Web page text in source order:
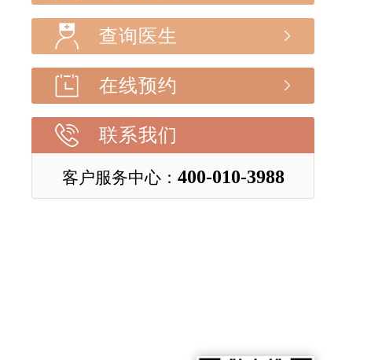
查询医生
在线预约
联系我们
客户服务中心： 400-010-3988